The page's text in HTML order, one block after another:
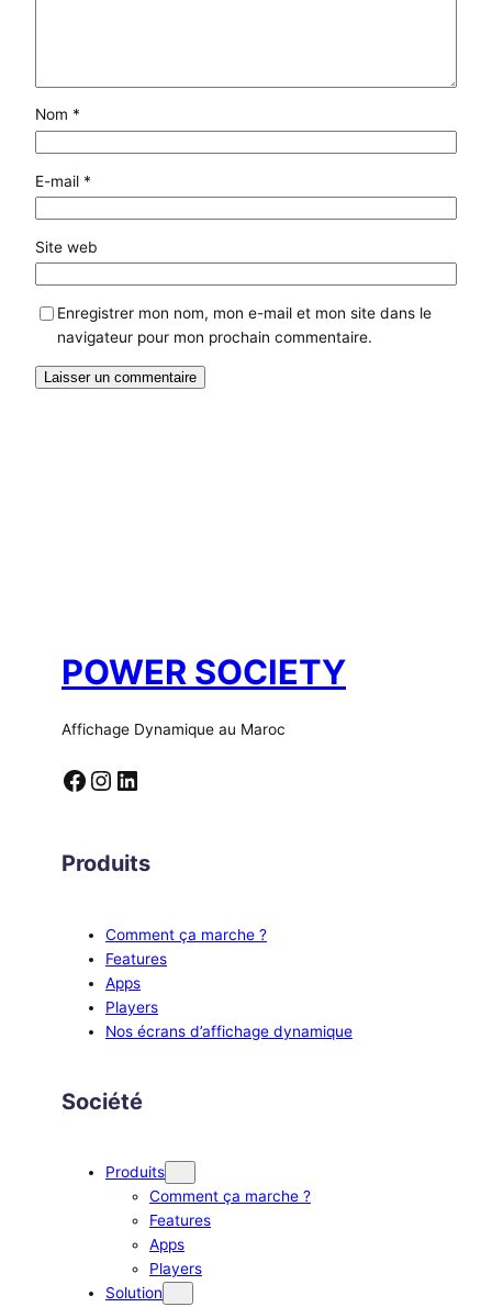
Nom *
E-mail *
Site web
Enregistrer mon nom, mon e-mail et mon site dans le
navigateur pour mon prochain commentaire.
POWER SOCIETY
Affichage Dynamique au Maroc
Facebook Instagram LinkedIn
Produits
Comment ça marche ?
Features
Apps
Players
Nos écrans d’affichage dynamique
Société
Produits
Comment ça marche ?
Features
Apps
Players
Solution